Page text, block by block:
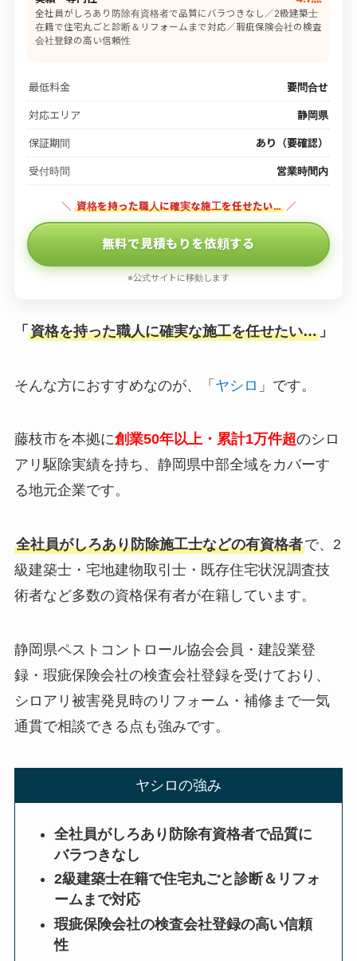
全社員がしろあり防除有資格者で品質にバラつきなし／2級建築士
在籍で住宅丸ごと診断＆リフォームまで対応／瑕疵保険会社の検査
会社登録の高い信頼性
最低料金 要問合せ
対応エリア 静岡県
保証期間 あり（要確認）
受付時間 営業時間内
＼ 資格を持った職人に確実な施工を任せたい… ／
無料で見積もりを依頼する
※公式サイトに移動します
「 資格を持った職人に確実な施工を任せたい…」
そんな方におすすめなのが、「 ヤシロ 」です。
藤枝市を本拠に創業50年以上・累計1万件超のシロ
アリ駆除実績を持ち、静岡県中部全域をカバーす
る地元企業です。
全社員がしろあり防除施工士などの有資格者で、2
級建築士・宅地建物取引士・既存住宅状況調査技
術者など多数の資格保有者が在籍しています。
静岡県ペストコントロール協会会員・建設業登
録・瑕疵保険会社の検査会社登録を受けており、
シロアリ被害発見時のリフォーム・補修まで一気
通貫で相談できる点も強みです。
ヤシロの強み
全社員がしろあり防除有資格者で品質に
バラつきなし
2級建築士在籍で住宅丸ごと診断＆リフォ
ームまで対応
瑕疵保険会社の検査会社登録の高い信頼
性